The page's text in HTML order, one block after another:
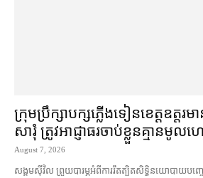
ក្រុមប្រឹក្សា​បក្ស​ភ្លើងទៀន​ខេត្ត​ឧត្
សារុំ ត្រូវ​អាជ្ញាធរ​ចាប់ខ្លួន​គ្មាន​មូលហ
August 7, 2026
សង្គម​ស៊ីវិល ព្រួយបារម្ភ​អំពី​ការ​រឹតត្បិត​សិទ្ធិ​នយោបាយ​បញ្